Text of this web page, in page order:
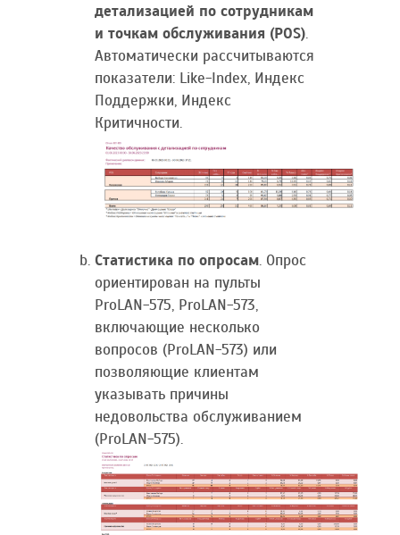
детализацией по сотрудникам
и точкам обслуживания (POS).
Автоматически рассчитываются
показатели: Like-Index, Индекс
Поддержки, Индекс
Критичности.
Статистика по опросам. Опрос
ориентирован на пульты
ProLAN-575, ProLAN-573,
включающие несколько
вопросов (ProLAN-573) или
позволяющие клиентам
указывать причины
недовольства обслуживанием
(ProLAN-575).